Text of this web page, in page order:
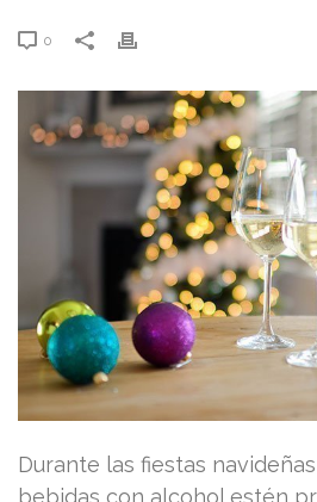
0
Durante las fiestas
bebidas con alcohol estén